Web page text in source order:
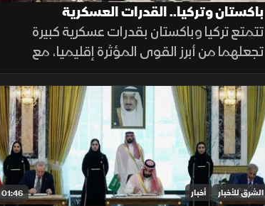
باكستان وتركيا.. القدرات العسكرية
تتمتع تركيا وباكستان بقدرات عسكرية كبيرة
تجعلهما من أبرز القوى المؤثرة إقليميا، مع
استثمارات متواصلة في تحديث القوات
المسلحة وتطوير القدرات الجوية والبحرية
ومنظومات الردع.
01:46 الشرق للأخبار أخبار